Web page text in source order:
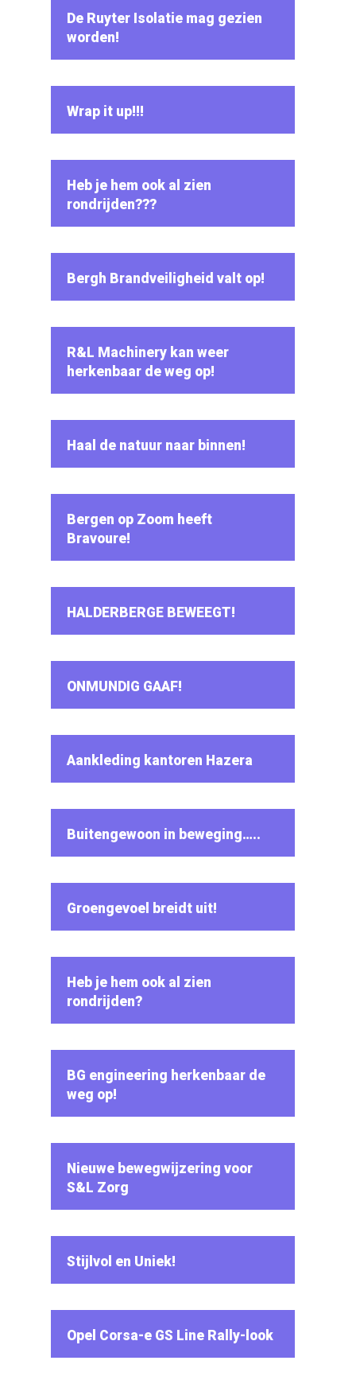
De Ruyter Isolatie mag gezien
worden!
Wrap it up!!!
Heb je hem ook al zien
rondrijden???
Bergh Brandveiligheid valt op!
R&L Machinery kan weer
herkenbaar de weg op!
Haal de natuur naar binnen!
Bergen op Zoom heeft
Bravoure!
HALDERBERGE BEWEEGT!
ONMUNDIG GAAF!
Aankleding kantoren Hazera
Buitengewoon in beweging…..
Groengevoel breidt uit!
Heb je hem ook al zien
rondrijden?
BG engineering herkenbaar de
weg op!
Nieuwe bewegwijzering voor
S&L Zorg
Stijlvol en Uniek!
Opel Corsa-e GS Line Rally-look